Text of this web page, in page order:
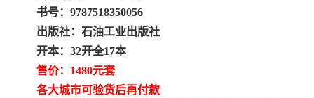
书号：9787518350056
出版社：石油工业出版社
开本：32开全17本
售价：1480元套
各大城市可验货后再付款
陕西建设工程消耗量定额
贵州水利水电定额
青海省建筑工程消耗量定